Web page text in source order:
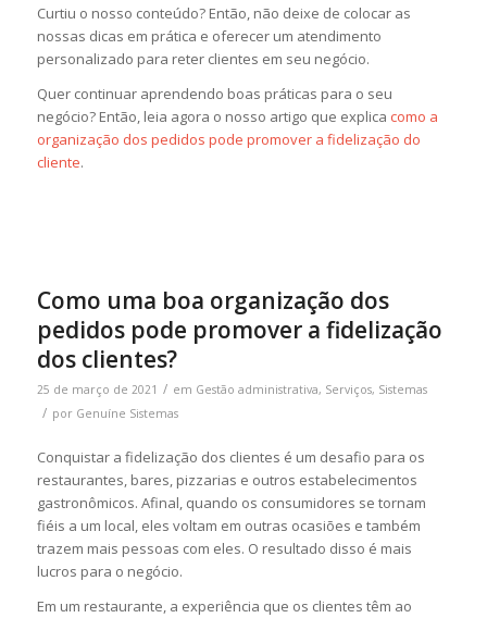
Curtiu o nosso conteúdo? Então, não deixe de colocar as
nossas dicas em prática e oferecer um atendimento
personalizado para reter clientes em seu negócio.
Quer continuar aprendendo boas práticas para o seu
negócio? Então, leia agora o nosso artigo que explica como a
organização dos pedidos pode promover a fidelização do
cliente.
Como uma boa organização dos
pedidos pode promover a fidelização
dos clientes?
25 de março de 2021 / em Gestão administrativa, Serviços, Sistemas
/ por Genuíne Sistemas
Conquistar a fidelização dos clientes é um desafio para os
restaurantes, bares, pizzarias e outros estabelecimentos
gastronômicos. Afinal, quando os consumidores se tornam
fiéis a um local, eles voltam em outras ocasiões e também
trazem mais pessoas com eles. O resultado disso é mais
lucros para o negócio.
Em um restaurante, a experiência que os clientes têm ao